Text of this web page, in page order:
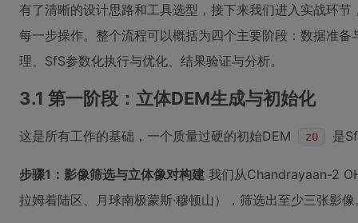
有了清晰的设计思路和工具选型，接下来我们进入实战环
每一步操作。整个流程可以概括为四个主要阶段：数据准
理、SfS参数化执行与优化、结果验证与分析。
3.1 第一阶段：立体DEM生成与初始化
这是所有工作的基础，一个质量过硬的初始DEM z0 是
步骤1：影像筛选与立体像对构建 我们从Chandrayaan-2
拉姆着陆区、月球南极蒙斯·穆顿山），筛选出至少三张影